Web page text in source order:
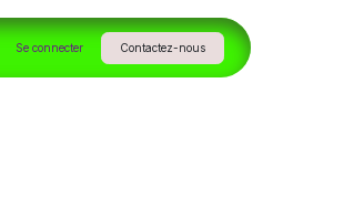
Se connecter Contactez-nous